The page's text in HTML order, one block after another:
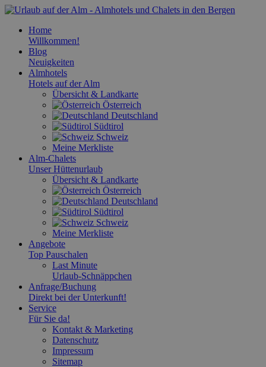
Home
Willkommen!
Blog
Neuigkeiten
Almhotels
Hotels auf der Alm
Übersicht & Landkarte
Österreich
Deutschland
Südtirol
Schweiz
Meine Merkliste
Alm-Chalets
Unser Hüttenurlaub
Übersicht & Landkarte
Österreich
Deutschland
Südtirol
Schweiz
Meine Merkliste
Angebote
Top Pauschalen
Last Minute
Urlaub-Schnäppchen
Anfrage/Buchung
Direkt bei der Unterkunft!
Service
Für Sie da!
Kontakt & Marketing
Datenschutz
Impressum
Sitemap